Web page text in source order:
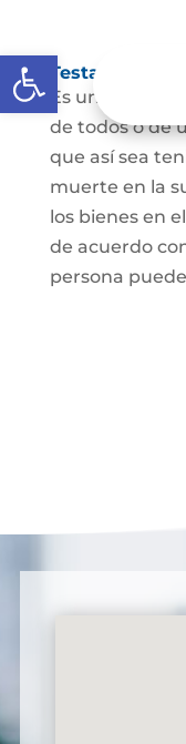
Abrir barra de
Testamento
Es un acto
de todos o de
que así sea
muerte en la
los bienes en
de acuerdo
persona